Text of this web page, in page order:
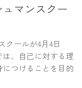
マンスクー
クールが4月4日
は、自己に対する理
つけることを目的